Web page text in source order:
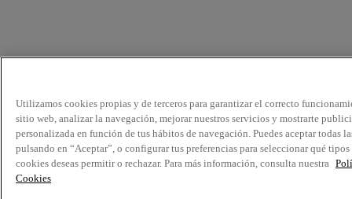
Utilizamos cookies propias y de terceros para garantizar el correcto
sitio web, analizar la navegación, mejorar nuestros servicios y mostrarte
personalizada en función de tus hábitos de navegación. Puedes aceptar todas
pulsando en “Aceptar”, o configurar tus preferencias para seleccionar qué tipos
cookies deseas permitir o rechazar. Para más información, consulta nuestra
Cookies